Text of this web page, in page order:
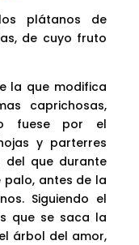
plátanos de
de cuyo fruto
la que modifica
caprichosas,
fuese por el
y parterres
que durante
palo, antes de la
Siguiendo el
que se saca la
árbol del amor,